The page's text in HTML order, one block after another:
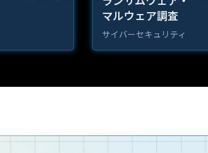
マルウェア調査
サイバーセキュリティ